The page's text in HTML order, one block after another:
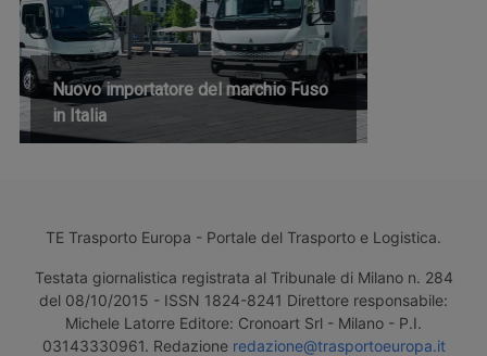
Nuovo importatore del marchio Fuso
in Italia
TE Trasporto Europa - Portale del Trasporto e Logistica.
Testata giornalistica registrata al Tribunale di Milano n. 284
del 08/10/2015 - ISSN 1824-8241 Direttore responsabile:
Michele Latorre Editore: Cronoart Srl - Milano - P.I.
03143330961. Redazione redazione@trasportoeuropa.it